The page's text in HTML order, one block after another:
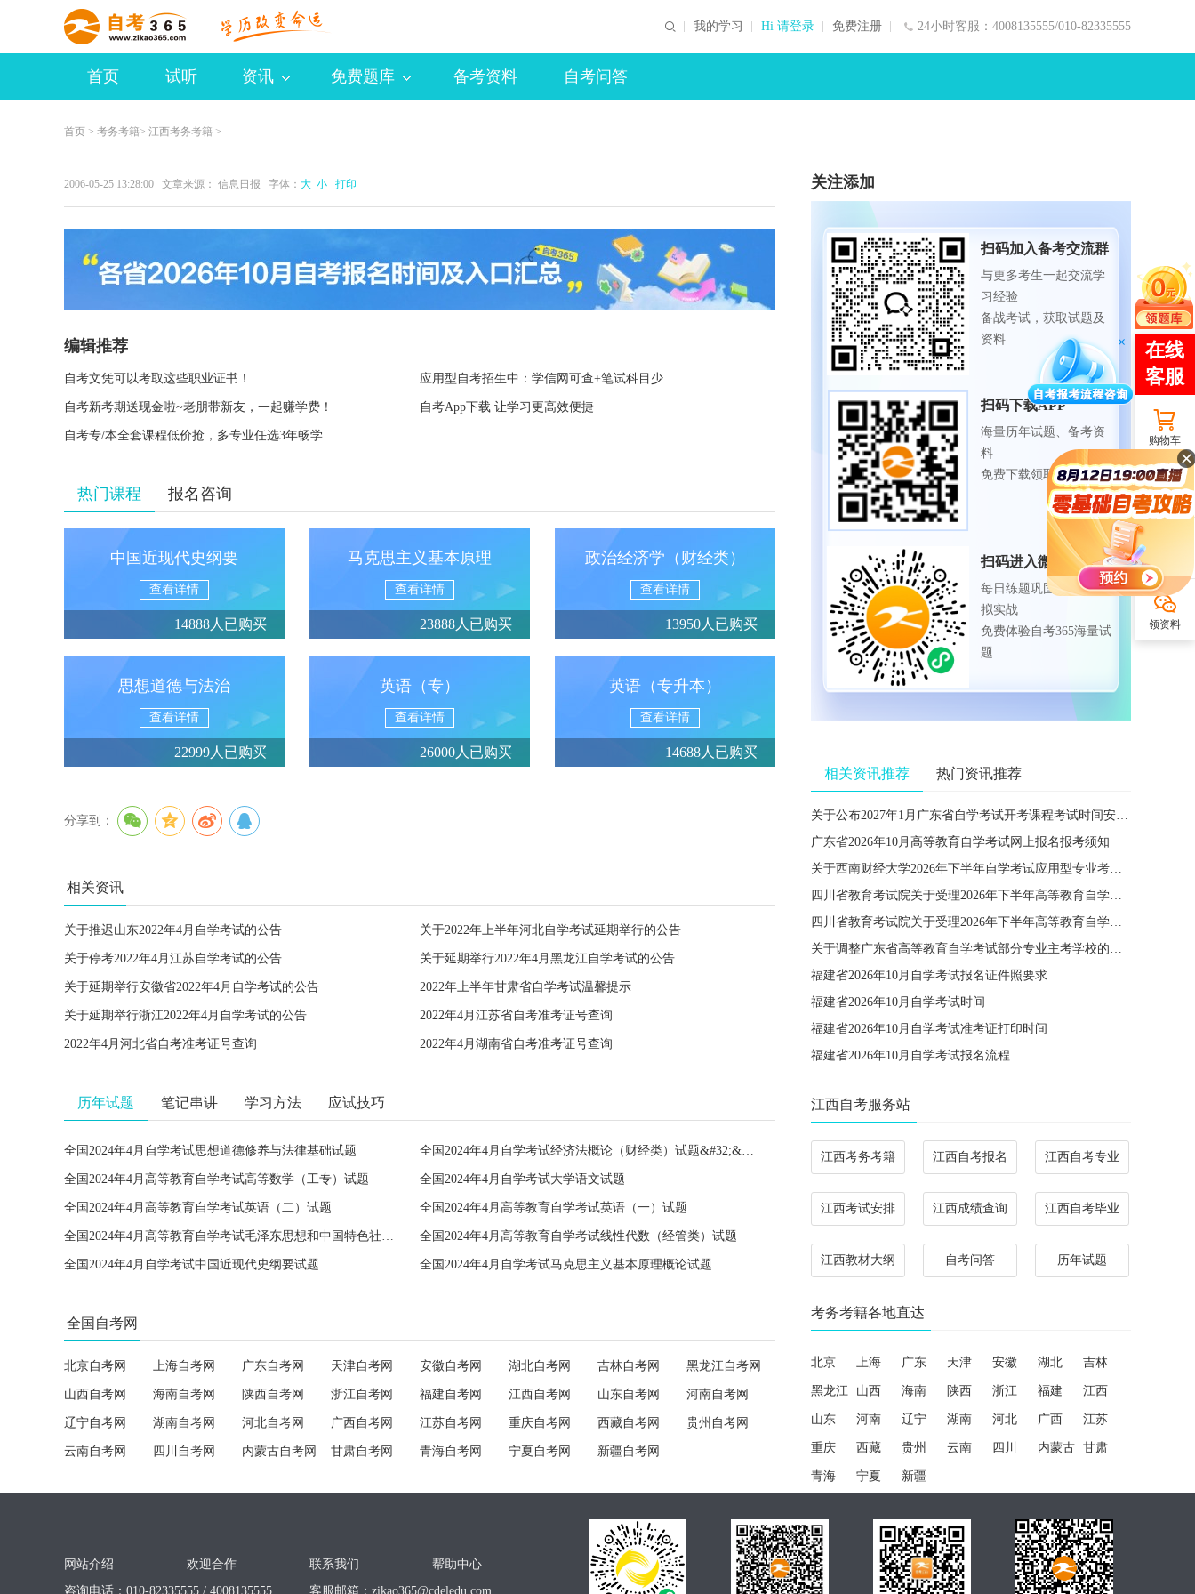
24小时客服：4008135555/010-82335555
我的学习 Hi 请登录 免费注册
首页 试听 资讯 免费题库 备考资料 自考问答
首页 > 考务考籍> 江西考务考籍 >
2006-05-25 13:28:00 文章来源： 信息日报 字体： 大 小 打印
编辑推荐
自考文凭可以考取这些职业证书！ 应用型自考招生中：学信网可查+笔试科目少
自考新考期送现金啦~老朋带新友，一起赚学费！ 自考App下载 让学习更高效便捷
自考专/本全套课程低价抢，多专业任选3年畅学
热门课程 报名咨询
中国近现代史纲要
查看详情
14888人已购买
马克思主义基本原理
查看详情
23888人已购买
政治经济学（财经类）
查看详情
13950人已购买
思想道德与法治
查看详情
22999人已购买
英语（专）
查看详情
26000人已购买
英语（专升本）
查看详情
14688人已购买
分享到：
相关资讯
关于推迟山东2022年4月自学考试的公告 关于2022年上半年河北自学考试延期举行的公告
关于停考2022年4月江苏自学考试的公告 关于延期举行2022年4月黑龙江自学考试的公告
关于延期举行安徽省2022年4月自学考试的公告 2022年上半年甘肃省自学考试温馨提示
关于延期举行浙江2022年4月自学考试的公告 2022年4月江苏省自考准考证号查询
2022年4月河北省自考准考证号查询 2022年4月湖南省自考准考证号查询
历年试题 笔记串讲 学习方法 应试技巧
全国2024年4月自学考试思想道德修养与法律基础试题 全国2024年4月自学考试经济法概论（财经类）试题&#32;&#32;
全国2024年4月高等教育自学考试高等数学（工专）试题 全国2024年4月自学考试大学语文试题
全国2024年4月高等教育自学考试英语（二）试题 全国2024年4月高等教育自学考试英语（一）试题
全国2024年4月高等教育自学考试毛泽东思想和中国特色社会主义理论体系概论试题 全国2024年4月高等教育自学考试线性代数（经管类）试题
全国2024年4月自学考试中国近现代史纲要试题 全国2024年4月自学考试马克思主义基本原理概论试题
全国自考网
北京自考网 上海自考网 广东自考网 天津自考网 安徽自考网 湖北自考网 吉林自考网 黑龙江自考网
山西自考网 海南自考网 陕西自考网 浙江自考网 福建自考网 江西自考网 山东自考网 河南自考网
辽宁自考网 湖南自考网 河北自考网 广西自考网 江苏自考网 重庆自考网 西藏自考网 贵州自考网
云南自考网 四川自考网 内蒙古自考网 甘肃自考网 青海自考网 宁夏自考网 新疆自考网
关注添加
扫码加入备考交流群
与更多考生一起交流学
习经验
备战考试，获取试题及
资料
扫码下载APP
海量历年试题、备考资
料
免费下载领取
扫码进入微信小程序
每日练题巩固、考前模
拟实战
免费体验自考365海量试
题
相关资讯推荐 热门资讯推荐
关于公布2027年1月广东省自学考试开考课程考试时间安排和使用教材的通知
广东省2026年10月高等教育自学考试网上报名报考须知
关于西南财经大学2026年下半年自学考试应用型专业考籍更改办理的通知
四川省教育考试院关于受理2026年下半年高等教育自学考试省际转考申请的通告
四川省教育考试院关于受理2026年下半年高等教育自学考试考籍更改申请的通告
关于调整广东省高等教育自学考试部分专业主考学校的通知
福建省2026年10月自学考试报名证件照要求
福建省2026年10月自学考试时间
福建省2026年10月自学考试准考证打印时间
福建省2026年10月自学考试报名流程
江西自考服务站
江西考务考籍 江西自考报名 江西自考专业
江西考试安排 江西成绩查询 江西自考毕业
江西教材大纲 自考问答 历年试题
考务考籍各地直达
北京 上海 广东 天津 安徽 湖北 吉林
黑龙江 山西 海南 陕西 浙江 福建 江西
山东 河南 辽宁 湖南 河北 广西 江苏
重庆 西藏 贵州 云南 四川 内蒙古 甘肃
青海 宁夏 新疆
购物车
APP下载
公众号
领资料
网站介绍 欢迎合作 联系我们
帮助中心
咨询电话：010-82335555 / 4008135555
客服邮箱： zikao365@cdeledu.com